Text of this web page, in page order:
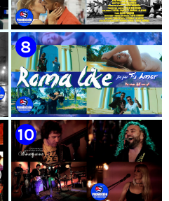
🔴 Osmani García & Varios
Artistas | ¨Chupi Chupi¨ |
Director: Joel Guilian |
Videoclip | Música Urbana
Cubana | Artistas Cubanos |
Canción | CUBA
🟡 Ronald & El Karnal de Cuba
- ¨Que bonito es el amor¨ 📺
Videoclip - 🎬 Director: Andros
Barroso
🟡 Roma Like - ¨Fue por tu
amor¨ 📺 Videoclip - 🎬